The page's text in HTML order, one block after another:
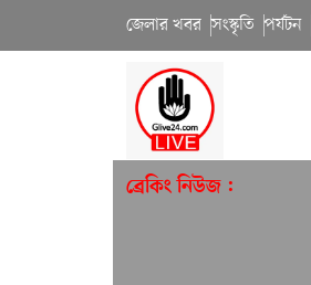
জেলার খবর সংস্কৃতি পর্যটন
ব্রেকিং নিউজ :